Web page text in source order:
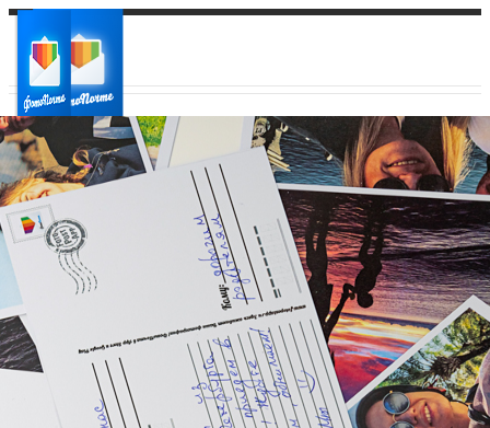
Ваш город:
Ваш регион доставки
Выберите из списка: